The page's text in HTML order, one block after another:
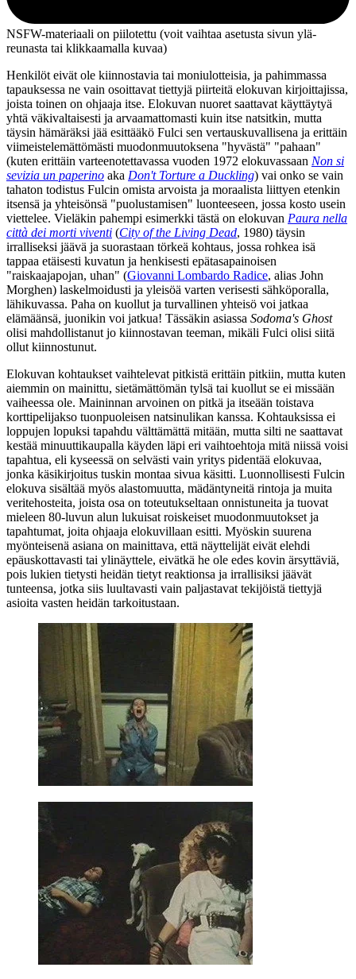
NSFW-materiaali on piilotettu (voit vaihtaa asetusta sivun ylä­
reunasta tai klikkaamalla kuvaa)
Henkilöt eivät ole kiinnostavia tai moniulotteisia, ja pahimmassa
tapauksessa ne vain osoittavat tiettyjä piirteitä elokuvan kirjoittajissa,
joista toinen on ohjaaja itse. Elokuvan nuoret saattavat käyttäytyä
yhtä väkivaltaisesti ja arvaamattomasti kuin itse natsitkin, mutta
täysin hämäräksi jää esittääkö Fulci sen vertauskuvallisena ja erittäin
viimeistelemättömästi muodonmuutoksena "hyvästä" "pahaan"
(kuten erittäin varteenotettavassa vuoden 1972 elokuvassaan Non si
sevizia un paperino aka Don't Torture a Duckling) vai onko se vain
tahaton todistus Fulcin omista arvoista ja moraalista liittyen etenkin
itsensä ja yhteisönsä "puolustamisen" luonteeseen, jossa kosto usein
viettelee. Vieläkin pahempi esimerkki tästä on elokuvan Paura nella
città dei morti viventi (City of the Living Dead, 1980) täysin
irralliseksi jäävä ja suorastaan törkeä kohtaus, jossa rohkea isä
tappaa etäisesti kuvatun ja henkisesti epätasapainoisen
"raiskaajapojan, uhan" (Giovanni Lombardo Radice, alias John
Morghen) laskelmoidusti ja yleisöä varten verisesti sähköporalla,
lähikuvassa. Paha on kuollut ja turvallinen yhteisö voi jatkaa
elämäänsä, juonikin voi jatkua! Tässäkin asiassa Sodoma's Ghost
olisi mahdollistanut jo kiinnostavan teeman, mikäli Fulci olisi siitä
ollut kiinnostunut.
Elokuvan kohtaukset vaihtelevat pitkistä erittäin pitkiin, mutta kuten
aiemmin on mainittu, sietämättömän tylsä tai kuollut se ei missään
vaiheessa ole. Maininnan arvoinen on pitkä ja itseään toistava
korttipelijakso tuonpuoleisen natsinulikan kanssa. Kohtauksissa ei
loppujen lopuksi tapahdu välttämättä mitään, mutta silti ne saattavat
kestää minuuttikaupalla käyden läpi eri vaihtoehtoja mitä niissä voisi
tapahtua, eli kyseessä on selvästi vain yritys pidentää elokuvaa,
jonka käsikirjoitus tuskin montaa sivua käsitti. Luonnollisesti Fulcin
elokuva sisältää myös alastomuutta, mädäntyneitä rintoja ja muita
veritehosteita, joista osa on toteutukseltaan onnistuneita ja tuovat
mieleen 80‑luvun alun lukuisat roiskeiset muodonmuutokset ja
tapahtumat, joita ohjaaja elokuvillaan esitti. Myöskin suurena
myönteisenä asiana on mainittava, että näyttelijät eivät elehdi
epäuskottavasti tai ylinäyttele, eivätkä he ole edes kovin ärsyttäviä,
pois lukien tietysti heidän tietyt reaktionsa ja irrallisiksi jäävät
tunteensa, jotka siis luultavasti vain paljastavat tekijöistä tiettyjä
asioita vasten heidän tarkoitustaan.